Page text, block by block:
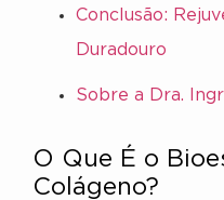
Conclusão:
Duradouro
Sobre a Dra.
O Que É o
Colágeno?